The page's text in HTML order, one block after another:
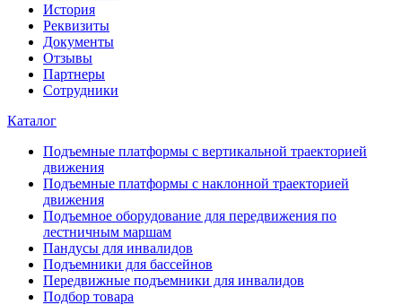
История
Реквизиты
Документы
Отзывы
Партнеры
Сотрудники
Каталог
Подъемные платформы с вертикальной траекторией
движения
Подъемные платформы с наклонной траекторией
движения
Подъемное оборудование для передвижения по
лестничным маршам
Пандусы для инвалидов
Подъемники для бассейнов
Передвижные подъемники для инвалидов
Подбор товара